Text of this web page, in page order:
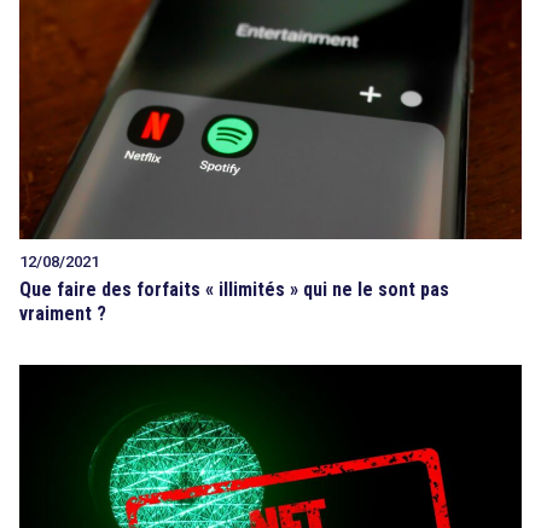
12/08/2021
Que faire des forfaits « illimités » qui ne le sont pas
vraiment ?
search